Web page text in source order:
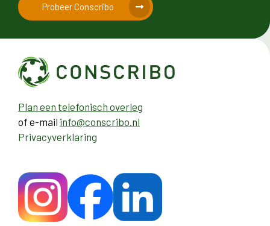
Probeer Conscribo
Plan een telefonisch overleg
of e-mail info@conscribo.nl
Privacyverklaring